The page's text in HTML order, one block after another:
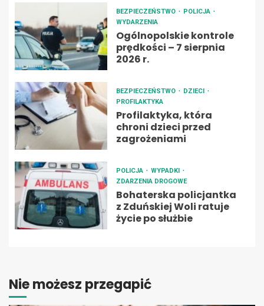
BEZPIECZEŃSTWO
POLICJA
WYDARZENIA
Ogólnopolskie kontrole
prędkości – 7 sierpnia
2026 r.
BEZPIECZEŃSTWO
DZIECI
PROFILAKTYKA
Profilaktyka, która
chroni dzieci przed
zagrożeniami
POLICJA
WYPADKI
ZDARZENIA DROGOWE
Bohaterska policjantka
z Zduńskiej Woli ratuje
życie po służbie
Nie możesz przegapić